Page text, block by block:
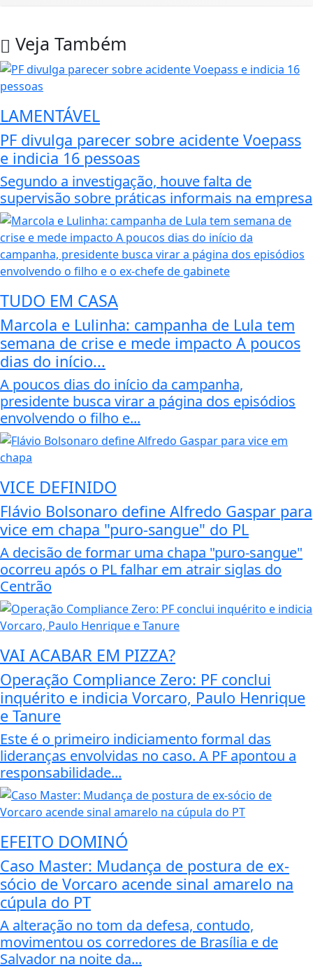
Veja Também
LAMENTÁVEL
PF divulga parecer sobre acidente Voepass
e indicia 16 pessoas
Segundo a investigação, houve falta de
supervisão sobre práticas informais na empresa
TUDO EM CASA
Marcola e Lulinha: campanha de Lula tem
semana de crise e mede impacto A poucos
dias do início...
A poucos dias do início da campanha,
presidente busca virar a página dos episódios
envolvendo o filho e...
VICE DEFINIDO
Flávio Bolsonaro define Alfredo Gaspar para
vice em chapa "puro-sangue" do PL
A decisão de formar uma chapa "puro-sangue"
ocorreu após o PL falhar em atrair siglas do
Centrão
VAI ACABAR EM PIZZA?
Operação Compliance Zero: PF conclui
inquérito e indicia Vorcaro, Paulo Henrique
e Tanure
Este é o primeiro indiciamento formal das
lideranças envolvidas no caso. A PF apontou a
responsabilidade...
EFEITO DOMINÓ
Caso Master: Mudança de postura de ex-
sócio de Vorcaro acende sinal amarelo na
cúpula do PT
A alteração no tom da defesa, contudo,
movimentou os corredores de Brasília e de
Salvador na noite da...